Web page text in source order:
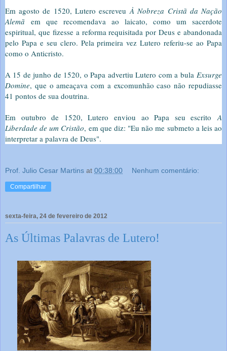
Em agosto de 1520, Lutero escreveuÀ Nobreza Cristã da Nação
Alemã em que recomendava ao laicato, como um sacerdote
espiritual, que fizesse a reforma requisitada por Deus e abandonada
pelo Papa e seu clero. Pela primeira vez Lutero referiu-se ao Papa
como o Anticristo.
A 15 de junho de 1520, o Papa advertiu Lutero com a bula Exsurge
Domine, que o ameaçava com a excomunhão caso não repudiasse
41 pontos de sua doutrina.
Em outubro de 1520, Lutero enviou ao Papa seu escrito A
Liberdade de um Cristão, em que diz: "Eu não me submeto a leis ao
interpretar a palavra de Deus".
Prof. Julio Cesar Martins at 00:38:00 Nenhum comentário:
Compartilhar
sexta-feira, 24 de fevereiro de 2012
As Últimas Palavras de Lutero!